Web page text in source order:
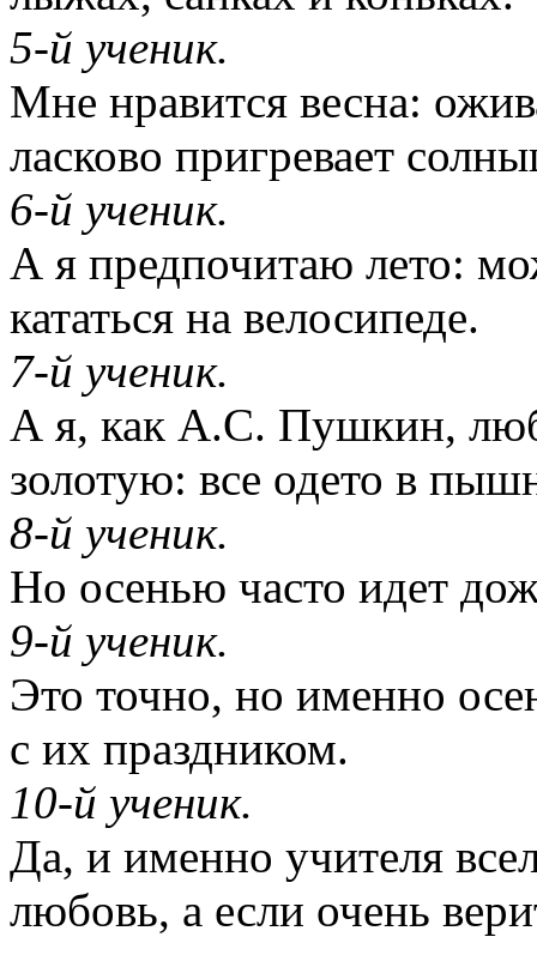
5-й ученик.
Мне нравится весна:
ласково пригревает
6-й ученик.
А я предпочитаю лето:
кататься на велосипеде.
7-й ученик.
А я, как А.С. Пушкин,
золотую: все одето в
8-й ученик.
Но осенью часто идет
9-й ученик.
Это точно, но именно
с их праздником.
10-й ученик.
Да, и именно учителя
любовь, а если очень